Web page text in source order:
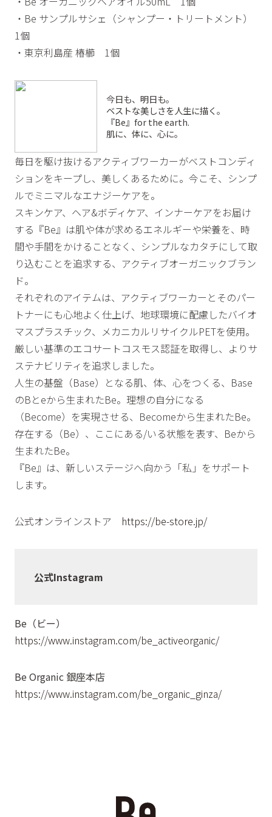
・Be サンプルサシェ（シャンプー・トリートメント）
1個
・東京利島産 椿櫛 1個
今日も、明日も。
ベストな美しさを人生に描く。
『Be』for the earth.
肌に、体に、心に。
毎日を駆け抜けるアクティブワーカーがベストコンディ
ションをキープし、美しくあるために。今こそ、シンプ
ルでミニマルなエナジーケアを。
スキンケア、ヘア&ボディケア、インナーケアをお届け
する『Be』は肌や体が求めるエネルギーや栄養を、時
間や手間をかけることなく、シンプルなカタチにして取
り込むことを追求する、アクティブオーガニックブラン
ド。
それぞれのアイテムは、アクティブワーカーとそのパー
トナーにも心地よく仕上げ、地球環境に配慮したバイオ
マスプラスチック、メカニカルリサイクルPETを使用。
厳しい基準のエコサートコスモス認証を取得し、よりサ
ステナビリティを追求しました。
人生の基盤（Base）となる肌、体、心をつくる、Base
のBとeから生まれたBe。理想の自分になる
（Become）を実現させる、Becomeから生まれたBe。
存在する（Be）、ここにある/いる状態を表す、Beから
生まれたBe。
『Be』は、新しいステージへ向かう「私」をサポート
します。
公式オンラインストア https://be-store.jp/
公式Instagram
Be（ビー）
https://www.instagram.com/be_activeorganic/
​Be Organic 銀座本店
https://www.instagram.com/be_organic_ginza/